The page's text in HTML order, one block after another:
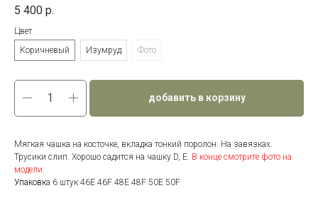
5 400 р.
Цвет
Коричневый
Изумруд Фото
добавить в корзину
Мягкая чашка на косточке, вкладка тонкий поролон. На завязках.
Трусики слип. Хорошо садится на чашку D, Е. В конце смотрите фото на
модели.
Упаковка 6 штук 46E 46F 48E 48F 50E 50F